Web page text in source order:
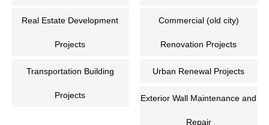
Real Estate Development
Projects
Commercial (old city)
Renovation Projects
Transportation Building
Projects
Urban Renewal Projects
Exterior Wall Maintenance and
Repair